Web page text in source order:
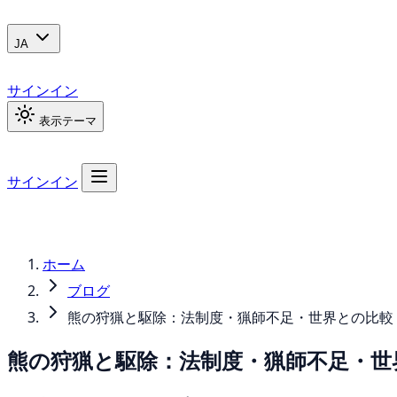
JA
サインイン
表示テーマ
サインイン
ホーム
ブログ
熊の狩猟と駆除：法制度・猟師不足・世界との比較
熊の狩猟と駆除：法制度・猟師不足・